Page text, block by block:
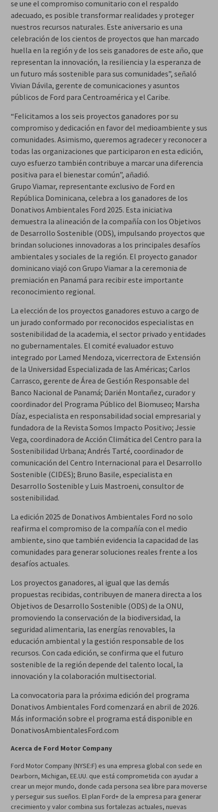
se une el compromiso comunitario con el respaldo
adecuado, es posible transformar realidades y proteger
nuestros recursos naturales. Este aniversario es una
celebración de los cientos de proyectos que han marcado
huella en la región y de los seis ganadores de este año, que
representan la innovación, la resiliencia y la esperanza de
un futuro más sostenible para sus comunidades”, señaló
Vivian Dávila, gerente de comunicaciones y asuntos
públicos de Ford para Centroamérica y el Caribe.
“Felicitamos a los seis proyectos ganadores por su
compromiso y dedicación en favor del medioambiente y sus
comunidades. Asimismo, queremos agradecer y reconocer a
todas las organizaciones que participaron en esta edición,
cuyo esfuerzo también contribuye a marcar una diferencia
positiva para el bienestar común”, añadió.
Grupo Viamar, representante exclusivo de Ford en
República Dominicana, celebra a los ganadores de los
Donativos Ambientales Ford 2025. Esta iniciativa
demuestra la alineación de la compañía con los Objetivos
de Desarrollo Sostenible (ODS), impulsando proyectos que
brindan soluciones innovadoras a los principales desafíos
ambientales y sociales de la región. El proyecto ganador
dominicano viajó con Grupo Viamar a la ceremonia de
premiación en Panamá para recibir este importante
reconocimiento regional.
La elección de los proyectos ganadores estuvo a cargo de
un jurado conformado por reconocidos especialistas en
sostenibilidad de la academia, el sector privado y entidades
no gubernamentales. El comité evaluador estuvo
integrado por Lamed Mendoza, vicerrectora de Extensión
de la Universidad Especializada de las Américas; Carlos
Carrasco, gerente de Área de Gestión Responsable del
Banco Nacional de Panamá; Darién Montañez, curador y
coordinador del Programa Público del Biomuseo; Marsha
Díaz, especialista en responsabilidad social empresarial y
fundadora de la Revista Somos Impacto Positivo; Jessie
Vega, coordinadora de Acción Climática del Centro para la
Sostenibilidad Urbana; Andrés Tarté, coordinador de
comunicación del Centro Internacional para el Desarrollo
Sostenible (CIDES); Bruno Basile, especialista en
Desarrollo Sostenible y Luis Mastroeni, consultor de
sostenibilidad.
La edición 2025 de Donativos Ambientales Ford no solo
reafirma el compromiso de la compañía con el medio
ambiente, sino que también evidencia la capacidad de las
comunidades para generar soluciones reales frente a los
desafíos actuales.
Los proyectos ganadores, al igual que las demás
propuestas recibidas, contribuyen de manera directa a los
Objetivos de Desarrollo Sostenible (ODS) de la ONU,
promoviendo la conservación de la biodiversidad, la
seguridad alimentaria, las energías renovables, la
educación ambiental y la gestión responsable de los
recursos. Con cada edición, se confirma que el futuro
sostenible de la región depende del talento local, la
innovación y la colaboración multisectorial.
La convocatoria para la próxima edición del programa
Donativos Ambientales Ford comenzará en abril de 2026.
Más información sobre el programa está disponible en
DonativosAmbientalesFord.com
Acerca de Ford Motor Company
Ford Motor Company (NYSE:F) es una empresa global con sede en
Dearborn, Michigan, EE.UU. que está comprometida con ayudar a
crear un mejor mundo, donde cada persona sea libre para moverse
y perseguir sus sueños. El plan Ford+ de la empresa para generar
crecimiento y valor combina sus fortalezas actuales, nuevas